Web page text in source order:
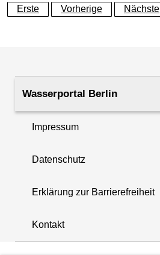
+
−
Erste
Vorherige Nächste
Wasserportal Berlin
Impressum
Datenschutz
Erklärung zur Barrierefreiheit
Kontakt